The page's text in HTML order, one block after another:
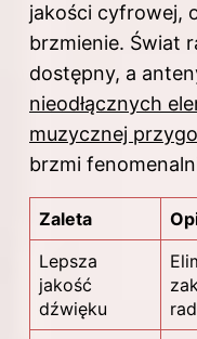
jakości cyfrowej,
brzmienie. Świat
dostępny, a
nieodłącznych
muzycznej
brzmi
Zaleta
Lepsza
jakość
dźwięku